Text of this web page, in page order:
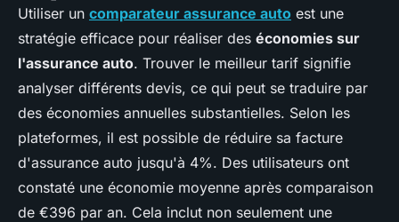
Utiliser un comparateur assurance auto est une
stratégie efficace pour réaliser des économies sur
l'assurance auto. Trouver le meilleur tarif signifie
analyser différents devis, ce qui peut se traduire par
des économies annuelles substantielles. Selon les
plateformes, il est possible de réduire sa facture
d'assurance auto jusqu'à 4%. Des utilisateurs ont
constaté une économie moyenne après comparaison
de €396 par an. Cela inclut non seulement une